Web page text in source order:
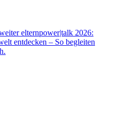
elternpower|talk 2026:
entdecken – So begleiten